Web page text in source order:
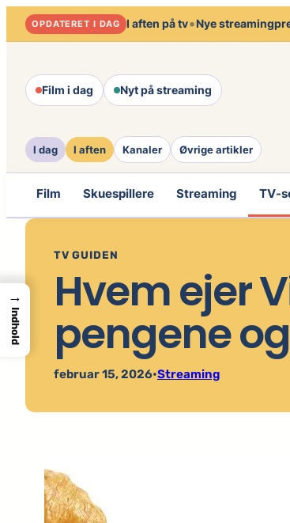
Spring
til
OPDATERET I DAG I aften på tv•Nye
Film i dag Nyt på streaming
I dag I aften Kanaler Øvrige artikler
Film Skuespillere Streaming TV-
TV GUIDEN
Hvem ejer
pengene
februar 15, 2026•Streaming
→
Indhold